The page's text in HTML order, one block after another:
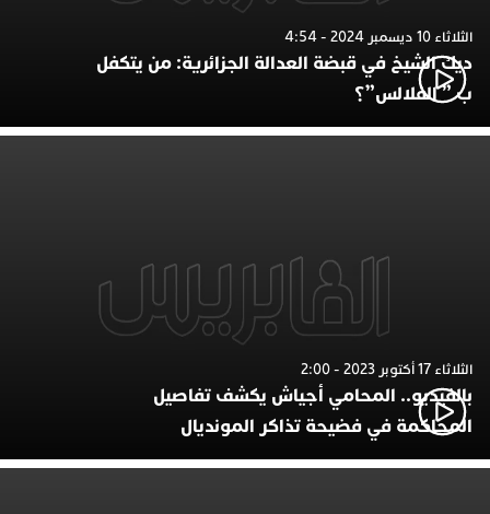
الثلاثاء 10 ديسمبر 2024 - 4:54
ديك الشيخ في قبضة العدالة الجزائرية: من يتكفل
ب ” الفلالس”؟
الثلاثاء 17 أكتوبر 2023 - 2:00
بالفيديو.. المحامي أجياش يكشف تفاصيل
المحاكمة في فضيحة تذاكر المونديال